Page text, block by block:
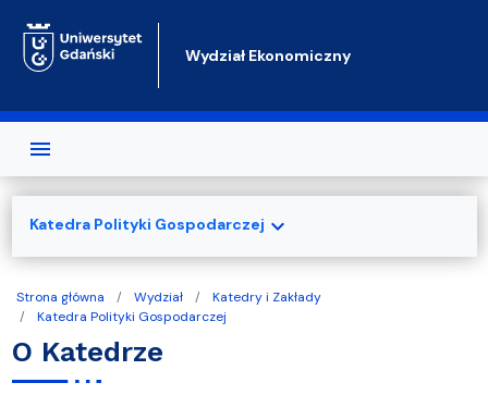
Wydział Ekonomiczny
Strona główna Wydział
Katedry i Zakłady
Katedra Polityki Gospodarczej
O Katedrze
Katedra Polityki Gospodarczej expand_more